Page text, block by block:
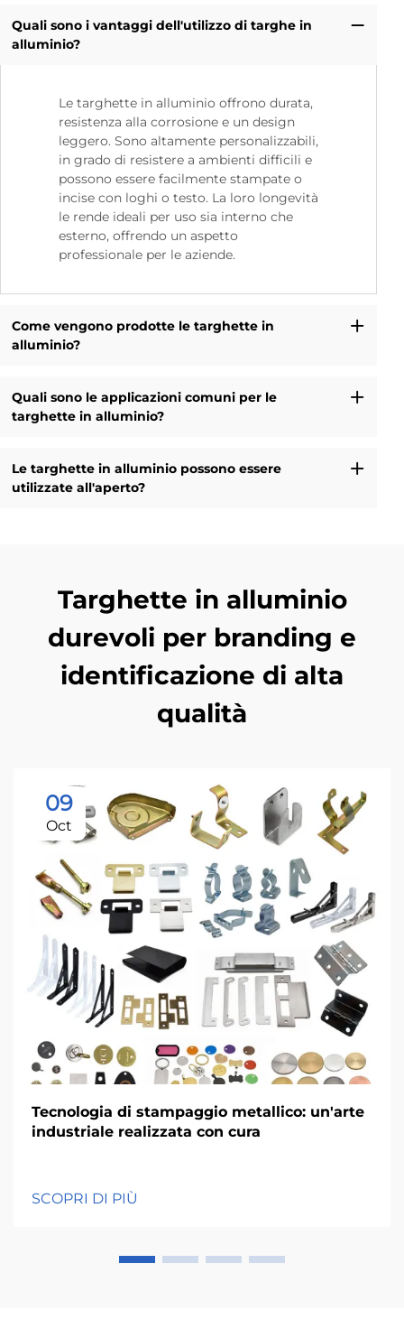
Quali sono i vantaggi dell'utilizzo di targhe in
alluminio?
Le targhette in alluminio offrono durata,
resistenza alla corrosione e un design
leggero. Sono altamente personalizzabili,
in grado di resistere a ambienti difficili e
possono essere facilmente stampate o
incise con loghi o testo. La loro longevità
le rende ideali per uso sia interno che
esterno, offrendo un aspetto
professionale per le aziende.
Come vengono prodotte le targhette in
alluminio?
Quali sono le applicazioni comuni per le
targhette in alluminio?
Le targhette in alluminio possono essere
utilizzate all'aperto?
Targhette in alluminio
durevoli per branding e
identificazione di alta
qualità
09
Oct
Tecnologia di stampaggio metallico: un'arte
industriale realizzata con cura
SCOPRI DI PIÙ